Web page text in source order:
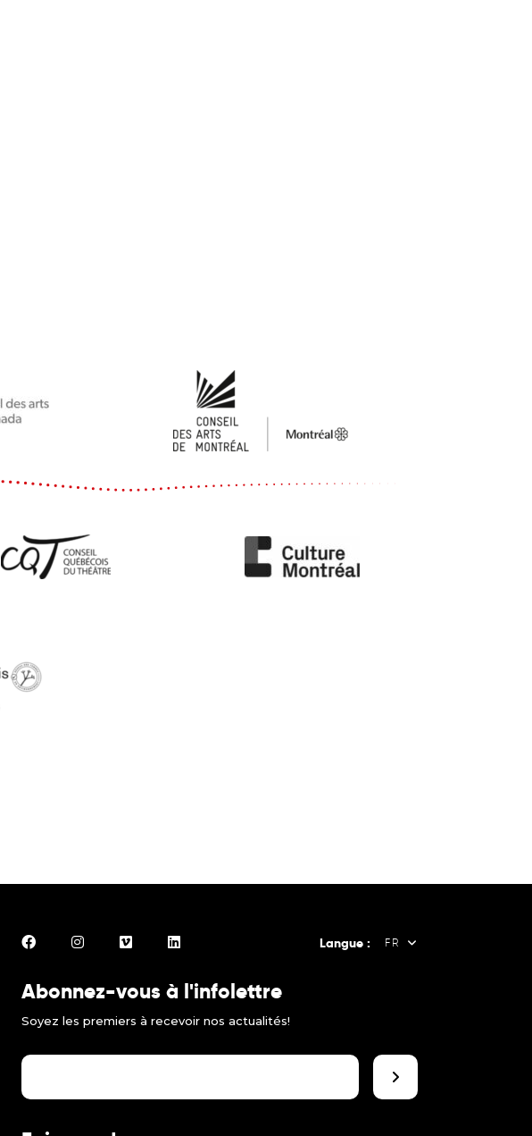
Langue : FR
ES
Abonnez-vous à l'infolettre
Soyez les premiers à recevoir nos actualités!